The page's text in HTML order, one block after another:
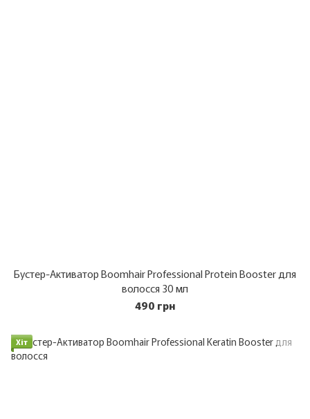
Бустер-Активатор Boomhair Professional Protein Booster для
волосся 30 мл
490 грн
Хіт